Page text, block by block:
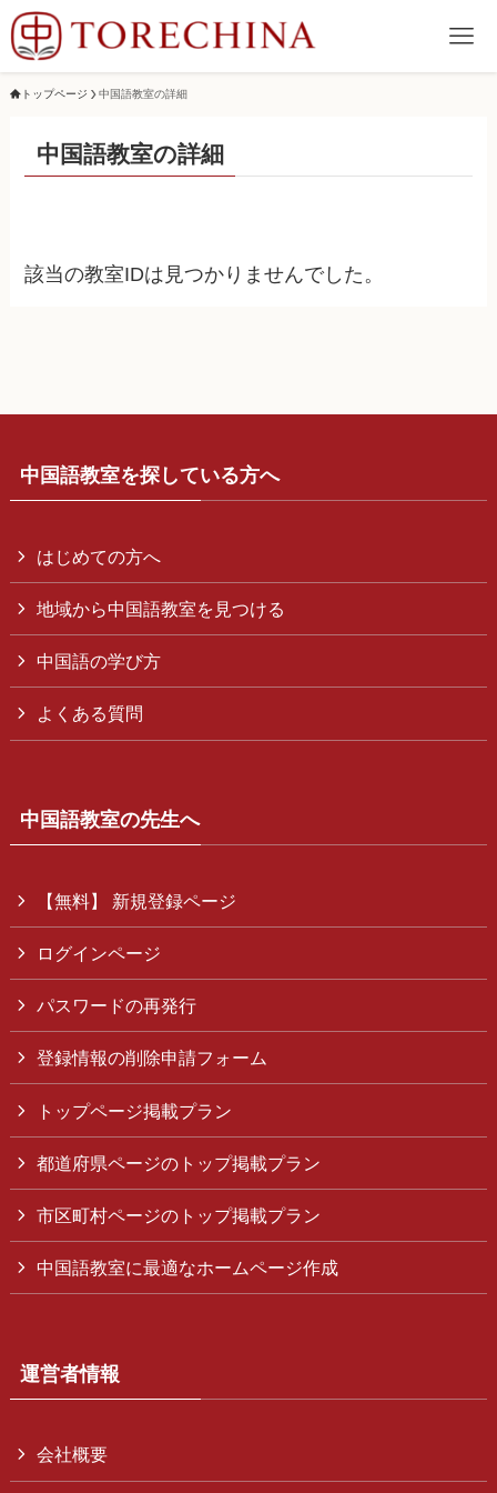
トップページ 中国語教室の詳細
中国語教室の詳細
該当の教室IDは見つかりませんでした。
中国語教室を探している方へ
はじめての方へ
地域から中国語教室を見つける
中国語の学び方
よくある質問
中国語教室の先生へ
【無料】 新規登録ページ
ログインページ
パスワードの再発行
登録情報の削除申請フォーム
トップページ掲載プラン
都道府県ページのトップ掲載プラン
市区町村ページのトップ掲載プラン
中国語教室に最適なホームページ作成
運営者情報
会社概要